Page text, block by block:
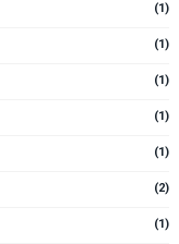
(1)
(1)
(1)
(1)
(1)
(2)
(1)